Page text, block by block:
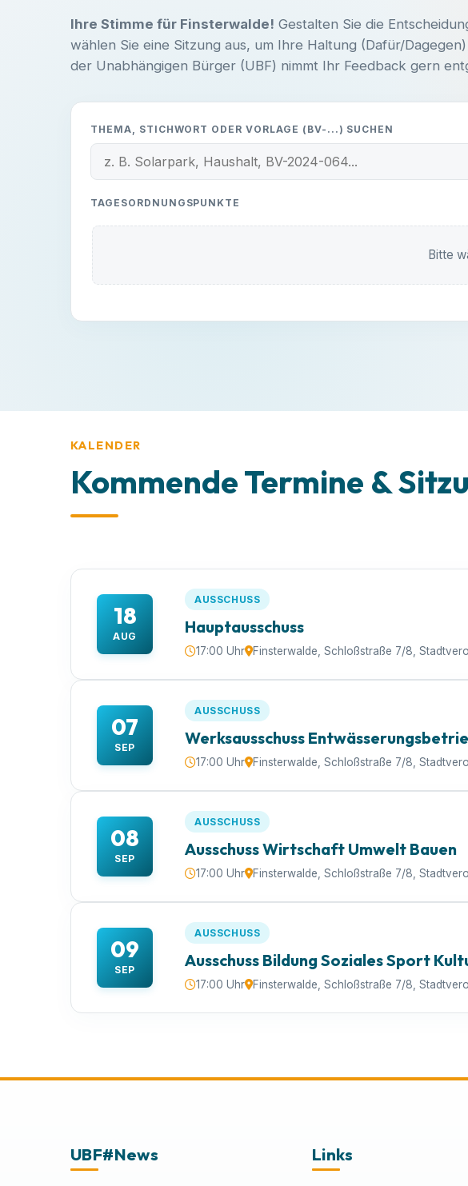
Ihre Stimme für Finsterwalde! Gestalten Sie die
wählen Sie eine Sitzung aus, um Ihre Haltung (Dafür/
der Unabhängigen Bürger (UBF) nimmt Ihr Feedback gern
THEMA, STICHWORT ODER VORLAGE (BV-...) SUCHEN
TAGESORDNUNGSPUNKTE
Bitte
KALENDER
Kommende Termine &
18
AUG
AUSSCHUSS
Hauptausschuss
17:00 Uhr Finsterwalde, Schloßstraße 7/8,
07
SEP
AUSSCHUSS
Werksausschuss
17:00 Uhr Finsterwalde, Schloßstraße 7/8,
08
SEP
AUSSCHUSS
Ausschuss Wirtschaft Umwelt Bauen
17:00 Uhr Finsterwalde, Schloßstraße 7/8,
09
SEP
AUSSCHUSS
Ausschuss Bildung Soziales Sport
17:00 Uhr Finsterwalde, Schloßstraße 7/8,
DATUM
Beschreibung:
UBF#News Links
Hast du
Problem